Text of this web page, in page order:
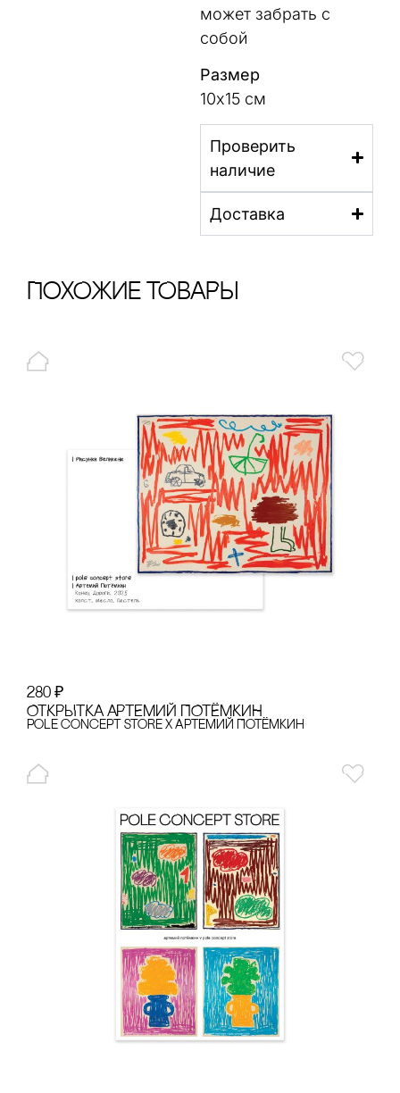
может забрать с
собой
Размер
10х15 см
Проверить
наличие
Доставка
ПохОжИе тОваРы
280 ₽
ОТКРЫТКА АРТЕМИЙ ПОТЁМКИН
pole concept store x Артемий Потёмкин